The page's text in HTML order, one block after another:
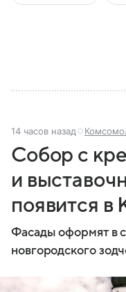
14 часов назад
Собор с
и
появится в
Фасады оформят в
новгородского